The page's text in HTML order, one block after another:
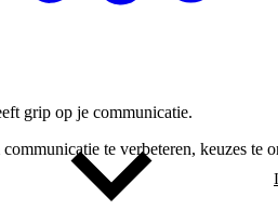
grip op je communicatie.
te verbeteren, keuzes te